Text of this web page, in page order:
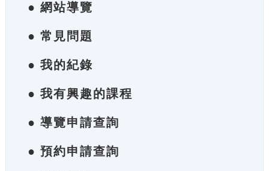
● 網站導覽
● 常見問題
● 我的紀錄
● 我有興趣的課程
● 導覽申請查詢
● 預約申請查詢